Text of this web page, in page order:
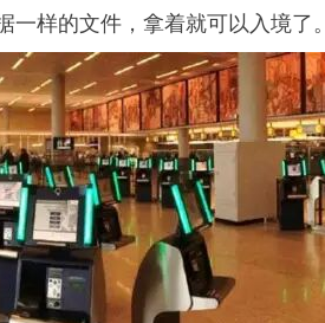
样的文件，拿着就可以入境了。